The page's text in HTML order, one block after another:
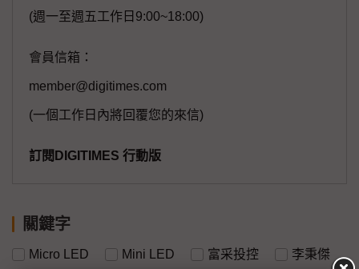
(週一至週五工作日9:00~18:00)
會員信箱：
member@digitimes.com
(一個工作日內將回覆您的來信)
訂閱DIGITIMES 行動版
關鍵字
Micro LED Mini LED 富采投控 李秉傑